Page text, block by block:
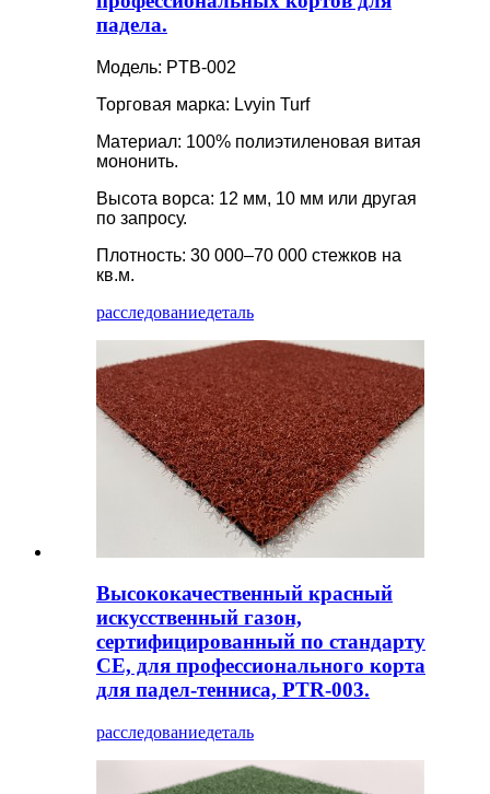
падела.
Модель: PTB-002
Торговая марка: Lvyin Turf
Материал: 100% полиэтиленовая витая
мононить.
Высота ворса: 12 мм, 10 мм или другая
по запросу.
Плотность: 30 000–70 000 стежков на
кв.м.
расследованиедеталь
Высококачественный красный
искусственный газон,
сертифицированный по стандарту
CE, для профессионального корта
для падел-тенниса, PTR-003.
расследованиедеталь